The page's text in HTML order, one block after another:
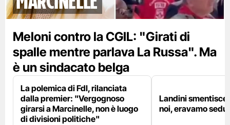
Meloni contro la CGIL: "Girati di
spalle mentre parlava La Russa". Ma
è un sindacato belga
La polemica di FdI, rilanciata
dalla premier: "Vergognoso
girarsi a Marcinelle, non è luogo
di divisioni politiche"
Landini
noi, eravamo